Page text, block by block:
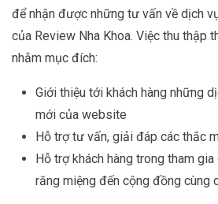
để nhận được những tư vấn về dịch
của Review Nha Khoa. Việc thu thập
nhằm mục đích:
Giới thiệu tới khách hàng những
mới của website
Hỗ trợ tư vấn, giải đáp các thắc
Hỗ trợ khách hàng trong tham
răng miệng đến cộng đồng cùng